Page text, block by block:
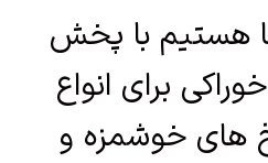
هستیم با پخش
برای انواع
های خوشمزه و